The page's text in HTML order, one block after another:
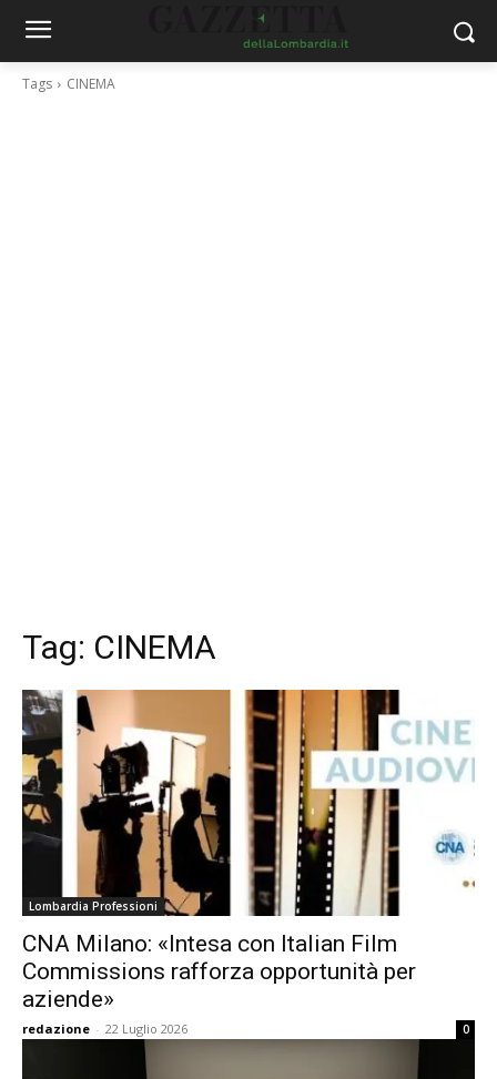
Tags CINEMA
Tag: CINEMA
Lombardia Professioni
CNA Milano: «Intesa con Italian Film
Commissions rafforza opportunità per
aziende»
redazione - 22 Luglio 2026 0